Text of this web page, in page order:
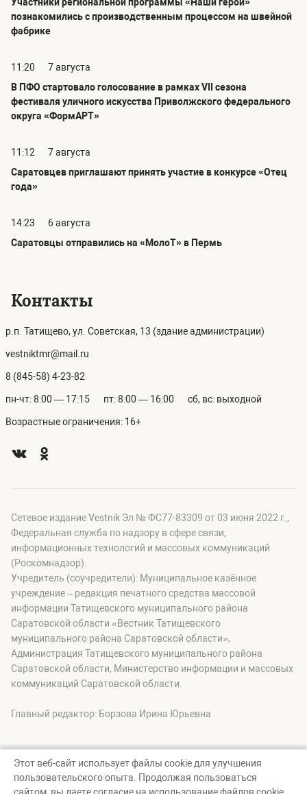
познакомились с производственным процессом на швейной
фабрике
11:20
7 августа
В ПФО стартовало голосование в рамках VII сезона
фестиваля уличного искусства Приволжского федерального
округа «ФормАРТ»
11:12
7 августа
Саратовцев приглашают принять участие в конкурсе «Отец
года»
14:23
6 августа
Саратовцы отправились на «МолоТ» в Пермь
Контакты
р.п. Татищево, ул. Советская, 13 (здание администрации)
vestniktmr@mail.ru
8 (845-58) 4-23-82
пн-чт: 8:00 — 17:15 пт: 8:00 — 16:00 сб, вс: выходной
Возрастные ограничения: 16+
Сетевое издание Vestnik Эл № ФС77-83309 от 03 июня 2022 г.,
Федеральная служба по надзору в сфере связи,
информационных технологий и массовых коммуникаций
(Роскомнадзор).
Учредитель (соучредители): Муниципальное казённое
учреждение – редакция печатного средства массовой
информации Татищевского муниципального района
Саратовской области «Вестник Татищевского
муниципального района Саратовской области»,
Администрация Татищевского муниципального района
Саратовской области, Министерство информации и массовых
коммуникаций Саратовской области.
Главный редактор: Борзова Ирина Юрьевна
© Вестник Татищевского муниципального района, 2026
Этот веб-сайт использует файлы cookie для улучшения
пользовательского опыта. Продолжая пользоваться